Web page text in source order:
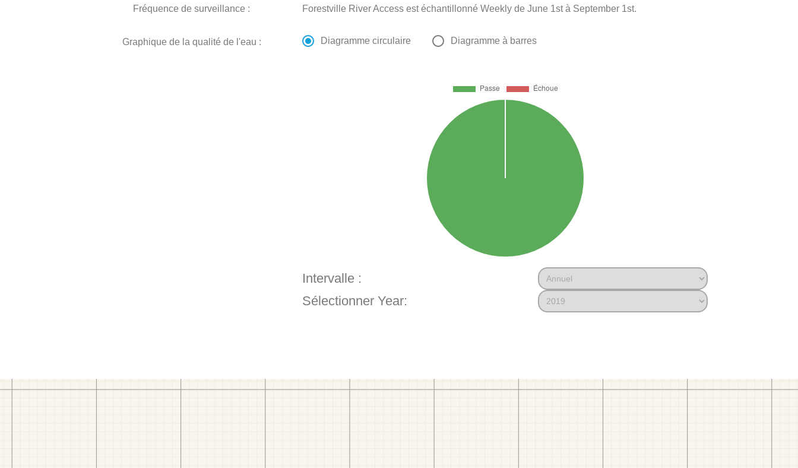
Fréquence de surveillance : Forestville River Access est échantillonné Weekly de June 1st à September 1st.
Graphique de la qualité de l'eau : Diagramme circulaire Diagramme à barres
Intervalle :
Sélectionner Year: